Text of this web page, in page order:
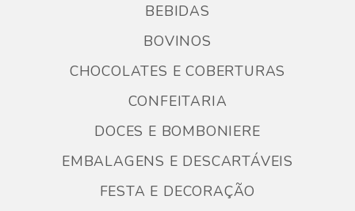
BEBIDAS
BOVINOS
CHOCOLATES E COBERTURAS
CONFEITARIA
DOCES E BOMBONIERE
EMBALAGENS E DESCARTÁVEIS
FESTA E DECORAÇÃO